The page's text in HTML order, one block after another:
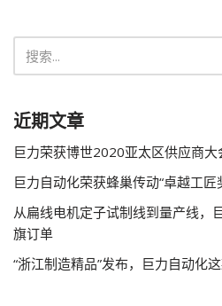
近期文章
巨力荣获博世2020亚太区供应商
巨力自动化荣获蜂巢传动“卓越工匠
从扁线电机定子试制线到量产线，
旗订单
“浙江制造精品”发布，巨力自动化